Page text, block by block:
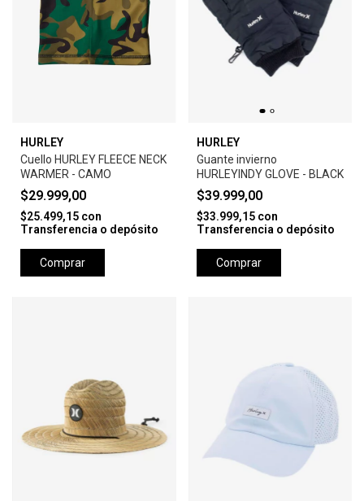
HURLEY
Cuello HURLEY FLEECE NECK
WARMER - CAMO
$29.999,00
$25.499,15 con
Transferencia o depósito
Comprar
HURLEY
Guante invierno
HURLEYINDY GLOVE - BLACK
$39.999,00
$33.999,15 con
Transferencia o depósito
Comprar